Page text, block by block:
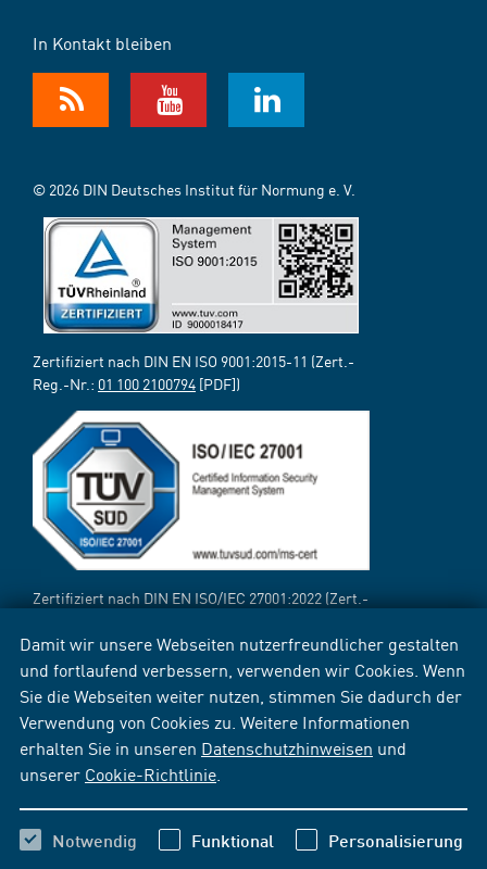
Damit wir unsere Webseiten nutzerfreundlicher gestalten
und fortlaufend verbessern, verwenden wir Cookies. Wenn
Sie die Webseiten weiter nutzen, stimmen Sie dadurch der
Verwendung von Cookies zu. Weitere Informationen
erhalten Sie in unseren Datenschutzhinweisen und
unserer Cookie-Richtlinie
Notwendig Funktional Personalisierung
In Kontakt bleiben
© 2026 DIN Deutsches Institut für Normung e. V.
Zertifiziert nach DIN EN ISO 9001:2015-11 (Zert.-
Reg.-Nr.: 01 100 2100794 [PDF])
Zertifiziert nach DIN EN ISO/IEC 27001:2022 (Zert.-